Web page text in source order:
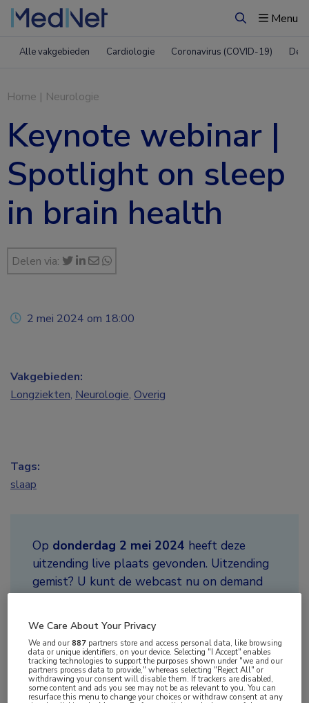
ZoekenMenu
Alle vakgebieden Cardiologie Coronavirus (COVID-19)
Home | Neurologie
Keynote webinar |
Spotlight on sleep
in brain health
Delen via:
Op donderdag 2 mei 2024 heeft deze
uitzending live plaats gevonden. Uitzending
gemist? U kunt de webcast nu on demand
Goede slaap is essentieel voor de gezondheid. Maar
hoe beschermt slaap onze hersenen en wat gebeurt
2 mei 2024 om 18:00
Vakgebieden:
Longziekten, Neurologie, Overig
Tags:
slaap
We Care About Your Privacy
We and our887 partners store and access personal data, like browsing
data or unique identifiers, on your device. Selecting "I Accept" enables
tracking technologies to support the purposes shown under "we and our
partners process data to provide," whereas selecting "Reject All" or
withdrawing your consent will disable them. If trackers are disabled,
some content and ads you see may not be as relevant to you. You can
resurface this menu to change your choices or withdraw consent at any